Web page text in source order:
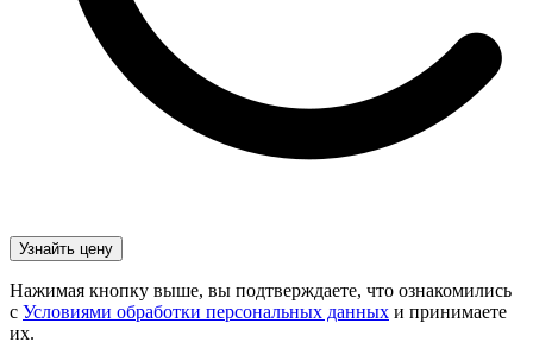
Нажимая кнопку выше, вы подтверждаете, что ознакомились
с Условиями обработки персональных данных и принимаете
их.